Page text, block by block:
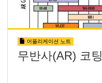
어플리케이션 노트
무반사(AR) 코팅